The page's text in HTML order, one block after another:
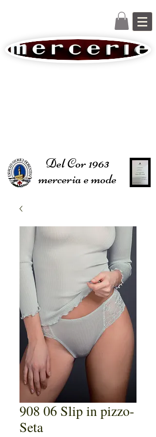
Del Cor 1963
merceria e mode
908 06 Slip in pizzo-
Seta